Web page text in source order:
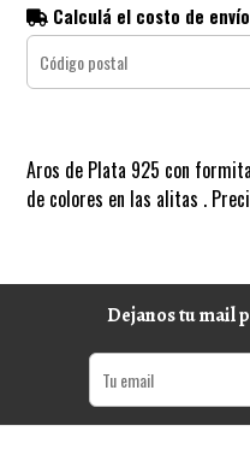
Calculá el costo de envío
Aros de Plata 925 con
de colores en las alitas .
Dejanos tu mail